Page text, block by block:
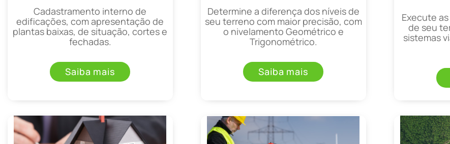
Cadastramento interno de
edificações, com apresentação de
plantas baixas, de situação, cortes e
fechadas.
Saiba mais
Determine a diferença dos níveis de
seu terreno com maior precisão, com
o nivelamento Geométrico e
Trigonométrico.
Saiba mais
Execute
de seu
sistemas